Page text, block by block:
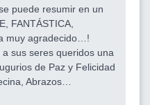
puede resumir en un
FANTÁSTICA,
muy agradecido…!
sus seres queridos una
de Paz y Felicidad
Abrazos…